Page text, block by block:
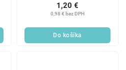
0,98 € bez DPH
1,20 €
Do košíka